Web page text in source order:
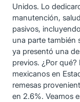
Unidos. Lo
manutención,
pasivos,
una parte también
ya presentó una
previos. ¿Por qué?
mexicanos en
remesas
en 2.6%. Veamos